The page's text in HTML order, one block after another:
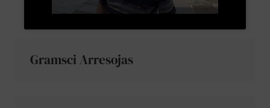
Gramsci Arresojas